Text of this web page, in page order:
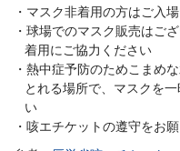
マスク非着用の方はご入
球場でのマスク販売はご
着用にご協力ください
熱中症予防のためこまめ
とれる場所で、マスクを
い
咳エチケットの遵守をお